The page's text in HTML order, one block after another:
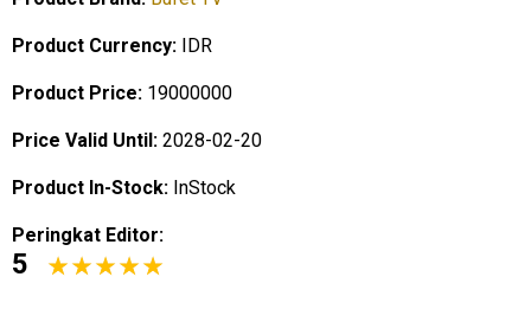
Product Currency: IDR
Product Price: 19000000
Price Valid Until: 2028-02-20
Product In-Stock: InStock
Peringkat Editor:
5